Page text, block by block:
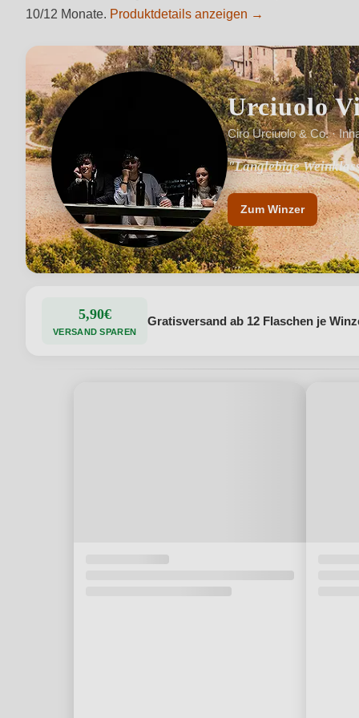
10/12 Monate. Produktdetails anzeigen →
Urciuolo
Ciro Urciuolo & Co. ·
"Langlebige
"Mystische
Zum Winzer
5,90€
VERSAND SPAREN
Gratisversand ab 12 Flaschen je